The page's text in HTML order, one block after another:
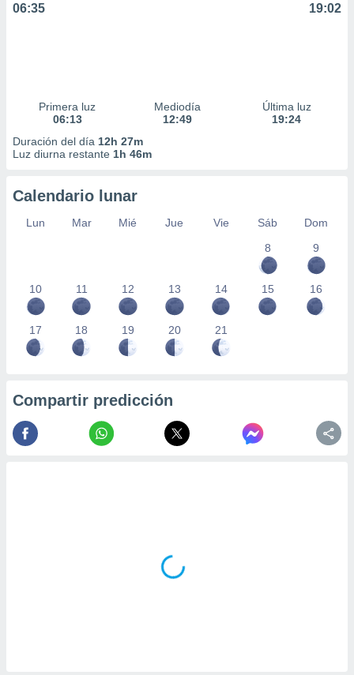
perfiles
crear un
la
contenido
de la
el
de
de
uso de
con el
e
mediante
06:35 19:02
Primera luz
06:13
Mediodía
12:49
Última luz
19:24
Duración del día 12h 27m
Luz diurna restante 1h 46m
Calendario lunar
Lun Mar Mié Jue Vie Sáb
Dom
8
9
10 11 12 13 14 15 16
17 18 19 20 21
Compartir predicción